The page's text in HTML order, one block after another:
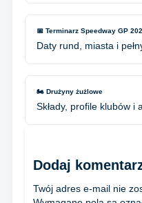
📅 Terminarz Speedway GP
Daty rund, miasta i
🏍️ Drużyny żużlowe
Składy, profile klubów i
Dodaj
Twój adres e-mail nie